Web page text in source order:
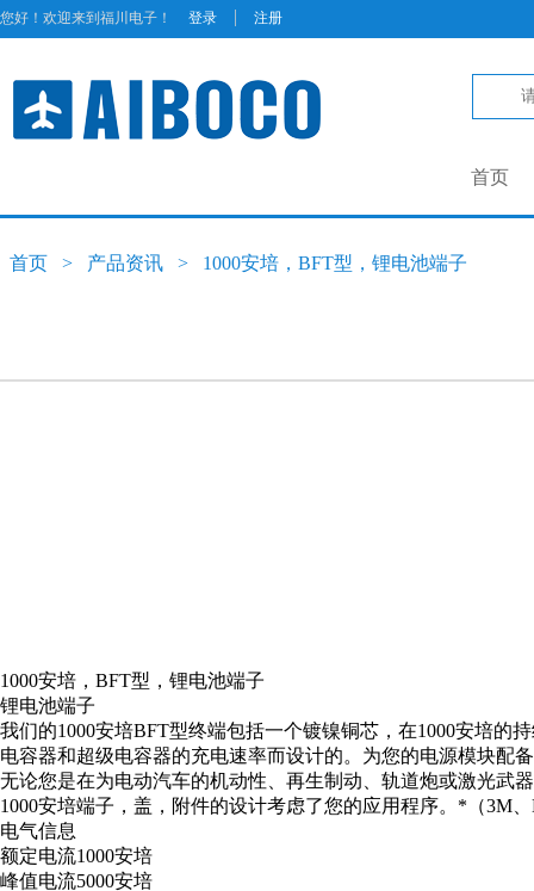
您好！欢迎来到福川电子！ 登录 | 注册
首页
首页 > 产品资讯 > 1000安培，BFT型，锂电池端子
1000安培，BFT型，锂电池端子
锂电池端子
我们的1000安培BFT型终端包括一个镀镍铜芯，在1000安培的
电容器和超级电容器的充电速率而设计的。为您的电源模块配
无论您是在为电动汽车的机动性、再生制动、轨道炮或激光武
1000安培端子，盖，附件的设计考虑了您的应用程序。*（3M
电气信息
额定电流1000安培
峰值电流5000安培